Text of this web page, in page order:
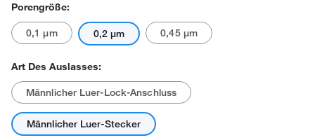
Porengröße:
0,1 μm 0,2 μm 0,45 μm
Art Des Auslasses:
Männlicher Luer-Lock-Anschluss
Männlicher Luer-Stecker